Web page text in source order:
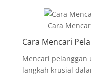
Cara
Cara Mencari
Mencari pelanggan
langkah krusial